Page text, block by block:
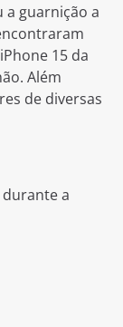
guarnição a
15 da
Além
de diversas
a